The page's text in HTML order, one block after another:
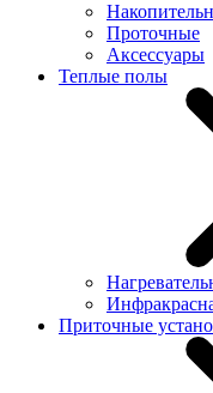
Проточные
Аксессуары
Теплые полы
Приточные